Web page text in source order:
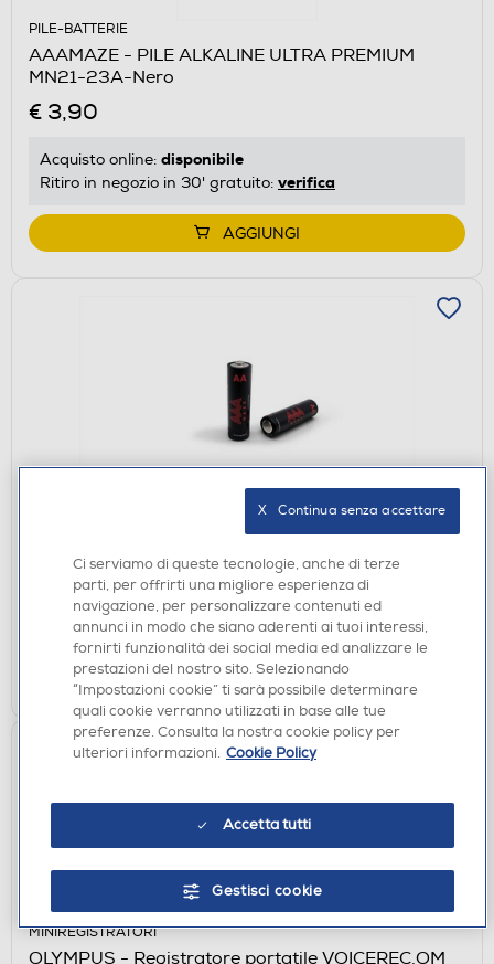
PILE-BATTERIE
AAAMAZE - PILE ALKALINE ULTRA PREMIUM
MN21-23A-Nero
€ 3,90
Acquisto online: disponibile
Ritiro in negozio in 30' gratuito: verifica
AGGIUNGI
AAAMAZE - PILE AA ULTRAPREMIUM ALKALINE
€ 8,90
Acquisto online: disponibile
Ritiro in negozio in 30' gratuito:verifica
AGGIUNGI
MINIREGISTRATORI
OLYMPUS - Registratore portatile VOICEREC.OM
Ci serviamo di queste tecnologie, anche di terze
parti, per offrirti una migliore esperienza di
navigazione, per personalizzare contenuti ed
annunci in modo che siano aderenti ai tuoi interessi,
fornirti funzionalità dei social media ed analizzare le
prestazioni del nostro sito. Selezionando
“Impostazioni cookie” ti sarà possibile determinare
quali cookie verranno utilizzati in base alle tue
preferenze. Consulta la nostra cookie policy per
ulteriori informazioni. Cookie Policy
Accetta tutti
Gestisci cookie
X   Continua senza accettare